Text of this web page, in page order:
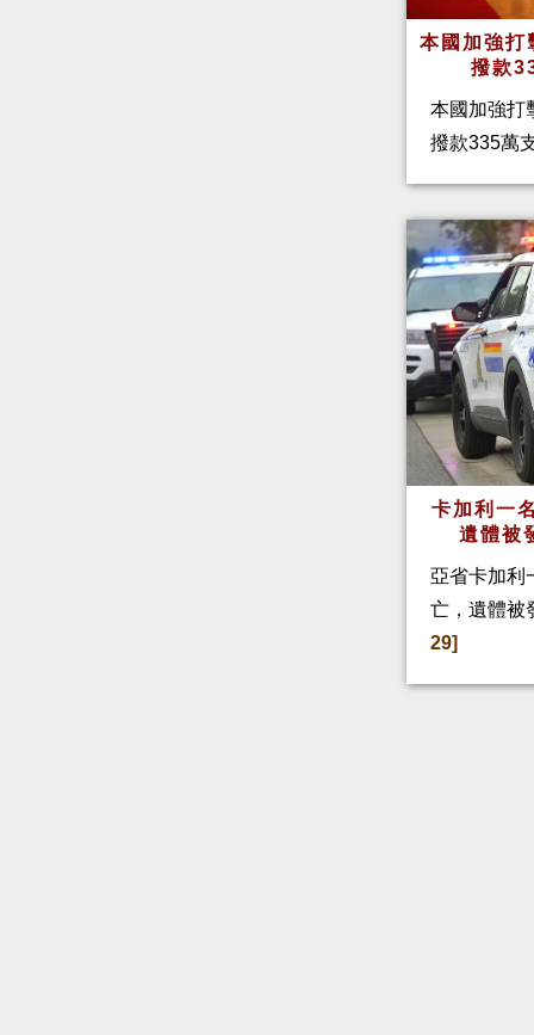
本國加強打
撥款
本國加強打
撥款335萬
卡加利一
遺體被
亞省卡加利
亡，遺體被
29]